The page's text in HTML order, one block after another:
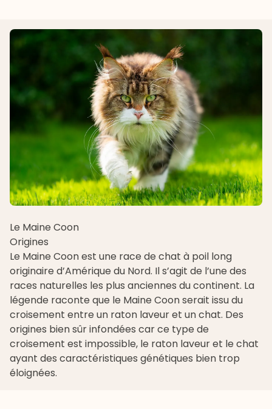
Le Maine Coon
Origines
Le Maine Coonest une race de chat à poil long
originaire d’Amérique du Nord. Il s’agit de l’une des
races naturelles les plus anciennes du continent. La
légende raconte que le Maine Coon serait issu du
croisement entre un raton laveur et un chat. Des
origines bien sûr infondées car ce type de
croisement est impossible, le raton laveur et le chat
ayant des caractéristiques génétiques bien trop
éloignées.